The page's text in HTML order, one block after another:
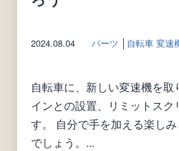
2024.08.04 パーツ │ 自転車 変速
自転車に、新しい変速機を
インとの設置、リミットス
す。 自分で手を加える楽し
でしょう。...